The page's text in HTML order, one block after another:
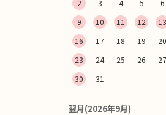
2
3 4 5 6
9
10 11 12 13
16
17 18 19 20
23
24 25 26 27
30
31
翌月(2026年9月)